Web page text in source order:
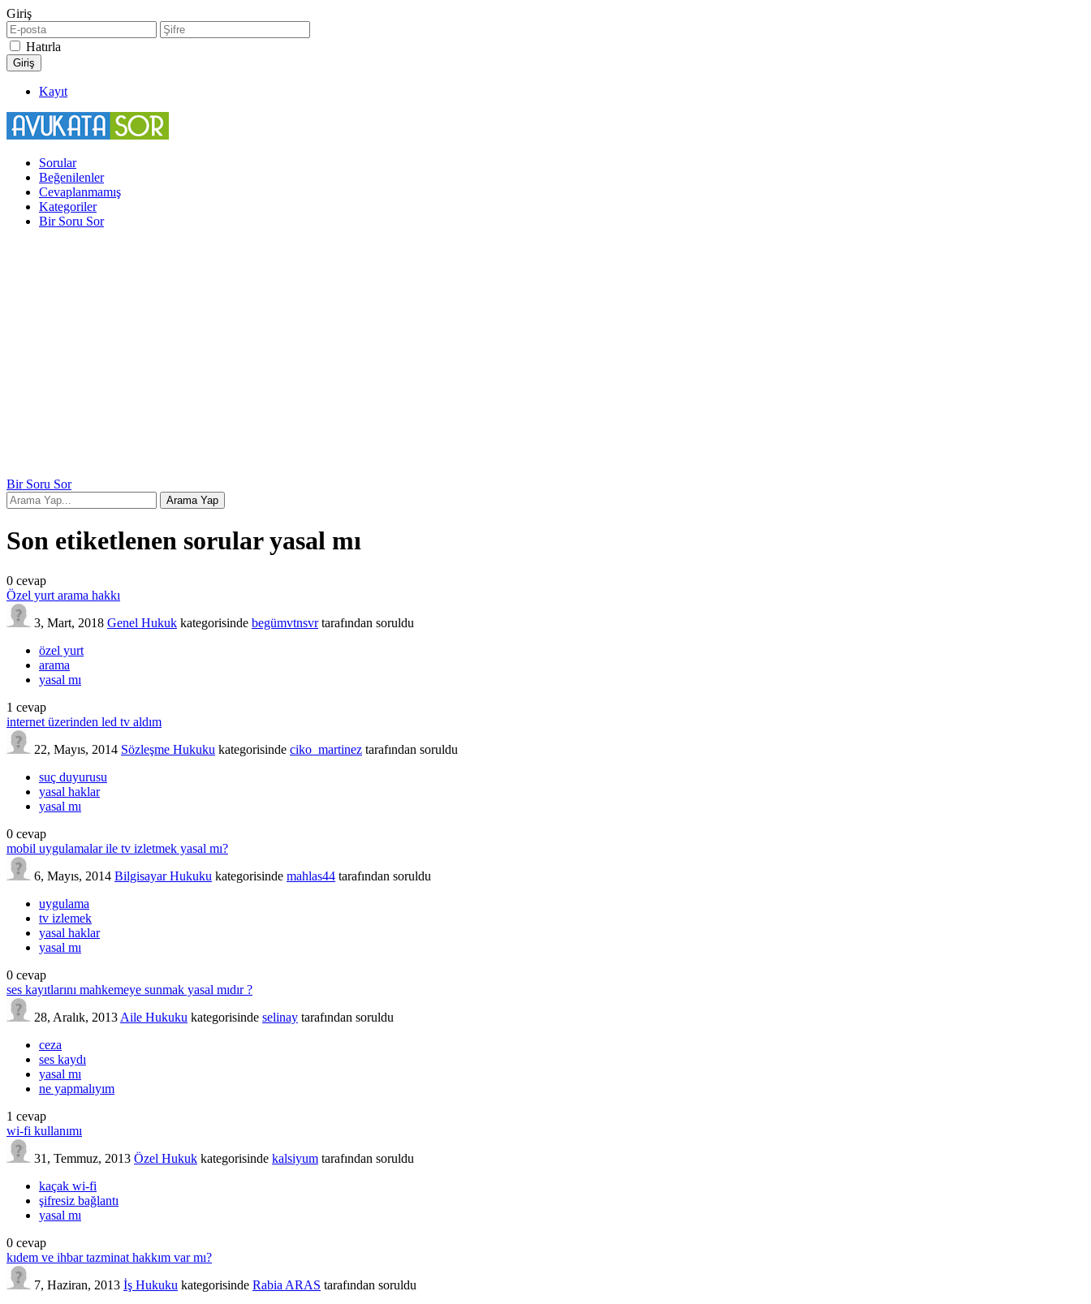
Giriş
Hatırla
Kayıt
Sorular
Beğenilenler
Cevaplanmamış
Kategoriler
Bir Soru Sor
Bir Soru Sor
Son etiketlenen sorular yasal mı
0 cevap
Özel yurt arama hakkı
3, Mart, 2018 Genel Hukuk kategorisinde begümvtnsvr tarafından soruldu
özel yurt
arama
yasal mı
1 cevap
internet üzerinden led tv aldım
22, Mayıs, 2014 Sözleşme Hukuku kategorisinde ciko_martinez tarafından soruldu
suç duyurusu
yasal haklar
yasal mı
0 cevap
mobil uygulamalar ile tv izletmek yasal mı?
6, Mayıs, 2014 Bilgisayar Hukuku kategorisinde mahlas44 tarafından soruldu
uygulama
tv izlemek
yasal haklar
yasal mı
0 cevap
ses kayıtlarını mahkemeye sunmak yasal mıdır ?
28, Aralık, 2013 Aile Hukuku kategorisinde selinay tarafından soruldu
ceza
ses kaydı
yasal mı
ne yapmalıyım
1 cevap
wi-fi kullanımı
31, Temmuz, 2013 Özel Hukuk kategorisinde kalsiyum tarafından soruldu
kaçak wi-fi
şifresiz bağlantı
yasal mı
0 cevap
kıdem ve ihbar tazminat hakkım var mı?
7, Haziran, 2013 İş Hukuku kategorisinde Rabia ARAS tarafından soruldu